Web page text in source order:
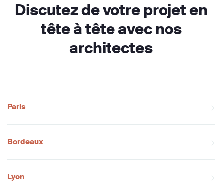
Discutez de votre projet en
tête à tête avec nos
architectes
Paris
Bordeaux
Lyon